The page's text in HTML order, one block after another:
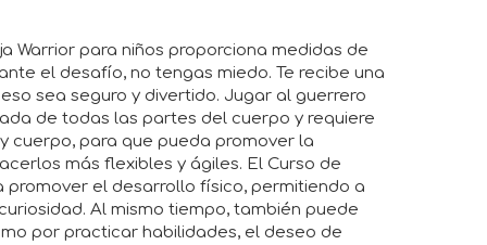
Warrior para niños proporciona medidas de
el desafío, no tengas miedo. Te recibe una
sea seguro y divertido. Jugar al guerrero
de todas las partes del cuerpo y requiere
cuerpo, para que pueda promover la
más flexibles y ágiles. El Curso de
promover el desarrollo físico, permitiendo a
Al mismo tiempo, también puede
por practicar habilidades, el deseo de